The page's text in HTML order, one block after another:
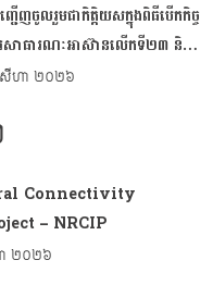
ើញចូលរួមជាកិត្តិយសក្នុងពិធីបើកកិច្ច
រសាធារណៈអាស៊ានលើកទី២៣ និង
ការមុខងារសាធារណៈ
សីហា ២០២៦
Connectivity
– NRCIP
ា ២០២៦